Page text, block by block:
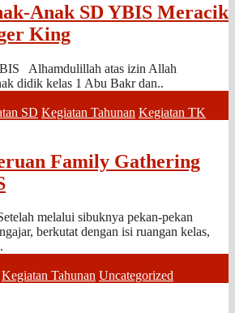
Anak SD YBIS Meracik
King
Alhamdulillah atas izin Allah
didik kelas 1 Abu Bakr dan..
SD Kegiatan Tahunan Kegiatan TK
Family Gathering
melalui sibuknya pekan-pekan
berkutat dengan isi ruangan kelas,
Kegiatan Tahunan Uncategorized